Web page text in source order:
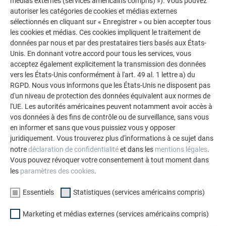
Grâce au faible poids des produits PREFA, la rénovation des
toitures et façades est un véritable jeu d’enfant.
L’intervention esthétique en met aussi plein la vue.
ACCÈS À LA GALERIE DE RÉNOVATION
autoriser les catégories de cookies et médias externes
sélectionnés en cliquant sur « Enregistrer » ou bien accepter tous
les cookies et médias. Ces cookies impliquent le traitement de
données par nous et par des prestataires tiers basés aux États-
Unis. En donnant votre accord pour tous les services, vous
acceptez également explicitement la transmission des données
vers les États-Unis conformément à l'art. 49 al. 1 lettre a) du
RGPD. Nous vous informons que les États-Unis ne disposent pas
d'un niveau de protection des données équivalent aux normes de
l'UE. Les autorités américaines peuvent notamment avoir accès à
vos données à des fins de contrôle ou de surveillance, sans vous
en informer et sans que vous puissiez vous y opposer
juridiquement. Vous trouverez plus d'informations à ce sujet dans
notredéclaration de confidentialitéet dans les mentions légales.
Vous pouvez révoquer votre consentement à tout moment dans
les paramètres des cookies.
Essentiels Statistiques (services américains compris)
Marketing et médias externes (services américains compris)